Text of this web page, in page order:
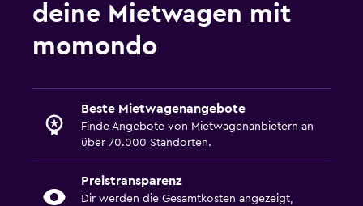
deine Mietwagen mit
momondo
Beste Mietwagenangebote
Finde Angebote von Mietwagenanbietern an
über 70.000 Standorten.
Preistransparenz
Dir werden die Gesamtkosten angezeigt,